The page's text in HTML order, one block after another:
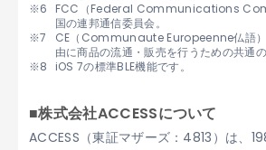
FCC（Federal Communications
国の連邦通信委員会。
CE（Communaute Europeenne仏語）
由に商品の流通・販売を行うための共通の
iOS 7の標準BLE機能です。
■株式会社ACCESSについて
ACCESS（東証マザーズ：4813）は、